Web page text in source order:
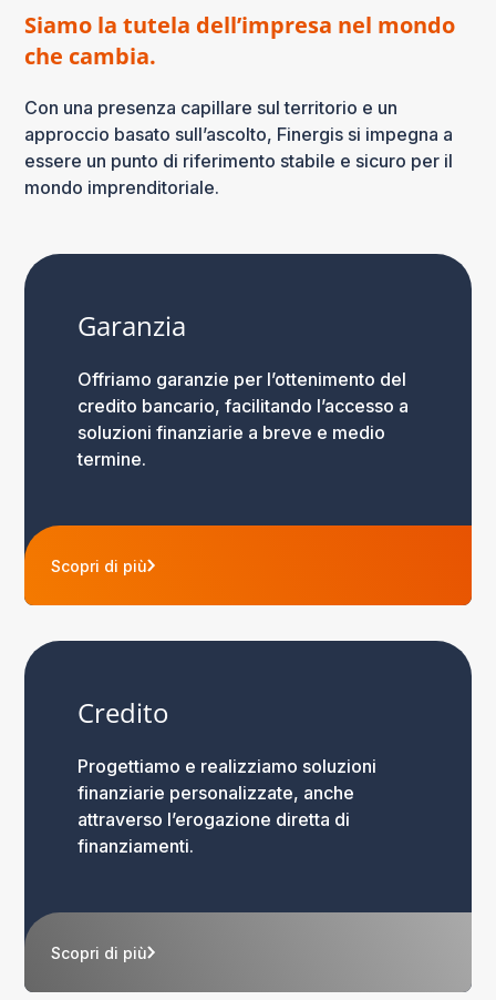
Siamo la tutela dell’impresa nel mondo
che cambia.
Con una presenza capillare sul territorio e un
approccio basato sull’ascolto, Finergis si impegna a
essere un punto di riferimento stabile e sicuro per il
mondo imprenditoriale.
Garanzia
Offriamo garanzie per l’ottenimento del
credito bancario, facilitando l’accesso a
soluzioni finanziarie a breve e medio
termine.
Scopri di più
Credito
Progettiamo e realizziamo soluzioni
finanziarie personalizzate, anche
attraverso l’erogazione diretta di
finanziamenti.
Scopri di più